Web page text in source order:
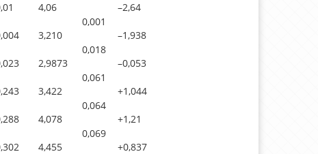
4,06
3,210
2,9873
3,422
4,078
4,455
0,001
0,018
0,061
0,064
0,069
–2,64
–1,938
–0,053
+1,044
+1,21
+0,837